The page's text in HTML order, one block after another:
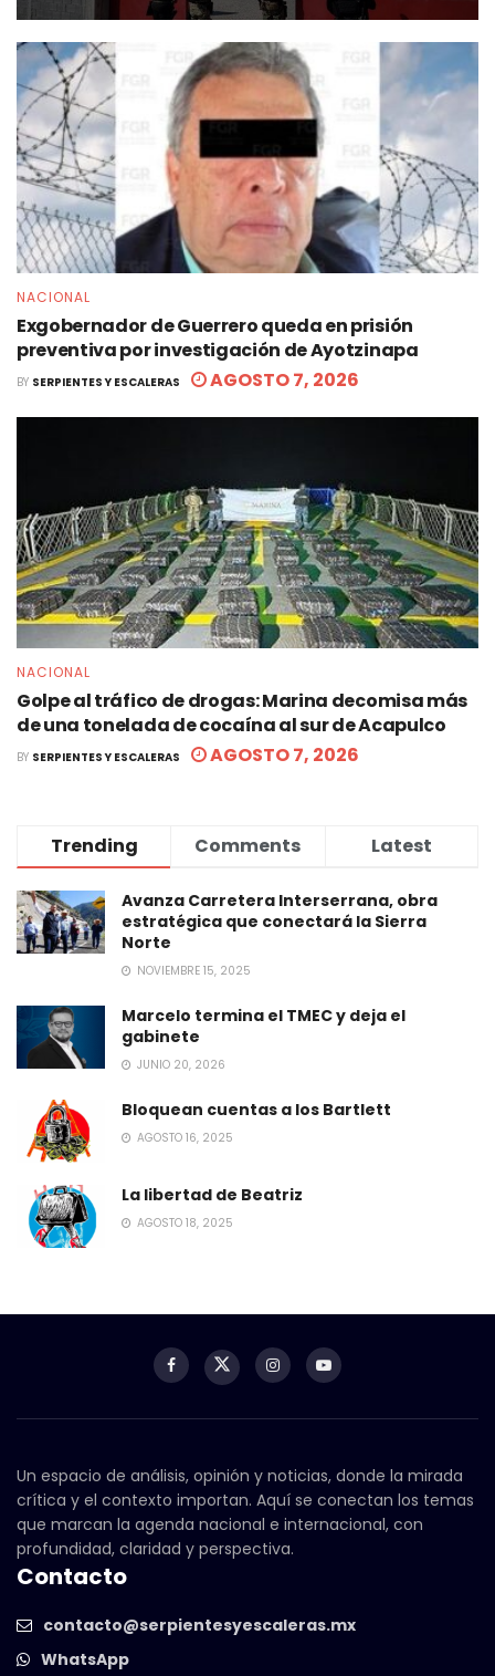
NACIONAL
Exgobernador de Guerrero queda en prisión
preventiva por investigación de Ayotzinapa
BY SERPIENTES Y ESCALERAS AGOSTO 7, 2026
NACIONAL
Golpe al tráfico de drogas: Marina decomisa más
de una tonelada de cocaína al sur de Acapulco
BY SERPIENTES Y ESCALERAS AGOSTO 7, 2026
Trending Comments Latest
Avanza Carretera Interserrana, obra
estratégica que conectará la Sierra
Norte
NOVIEMBRE 15, 2025
Marcelo termina el TMEC y deja el
gabinete
JUNIO 20, 2026
Bloquean cuentas a los Bartlett
AGOSTO 16, 2025
La libertad de Beatriz
AGOSTO 18, 2025
Un espacio de análisis, opinión y noticias, donde la mirada
crítica y el contexto importan. Aquí se conectan los temas
que marcan la agenda nacional e internacional, con
profundidad, claridad y perspectiva.
Contacto
contacto@serpientesyescaleras.mx
WhatsApp